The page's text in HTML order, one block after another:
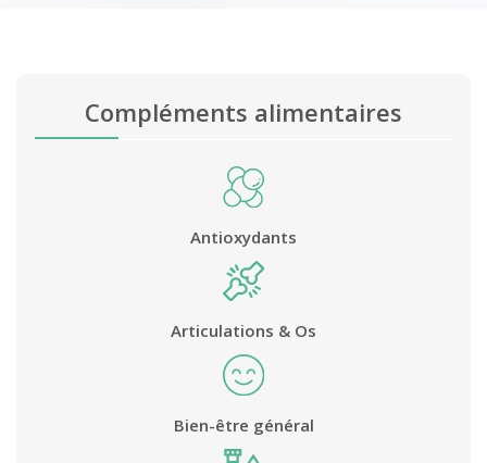
Compléments alimentaires
Antioxydants
Articulations & Os
Bien-être général